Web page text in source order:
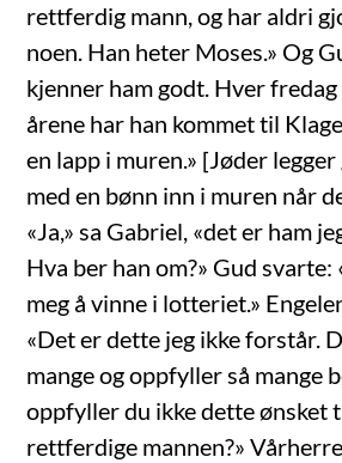
rettferdig mann, og har aldri
noen. Han heter Moses.» Og
kjenner ham godt. Hver
årene har han kommet til
en lapp i muren.» [Jøder
med en bønn inn i muren når
«Ja,» sa Gabriel, «det er ham
Hva ber han om?» Gud
meg å vinne i lotteriet.»
«Det er dette jeg ikke forstår.
mange og oppfyller så mange
oppfyller du ikke dette ønsket
rettferdige mannen?»